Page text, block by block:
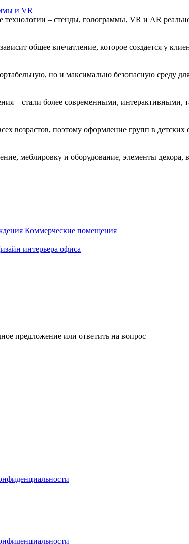
и VR
– стенды, голограммы, VR и AR
общее впечатление, которое создается у
но и максимально безопасную среду
– стали более современными, интерактивными,
возрастов, поэтому оформление групп в детских
меблировку и оборудование, элементы декора,
Коммерческие помещения
интерьера офиса
предложение или ответить на вопрос